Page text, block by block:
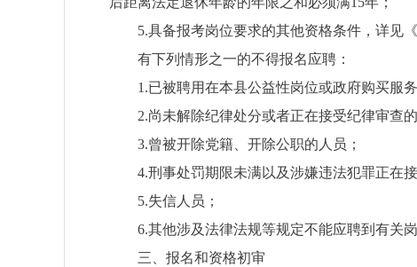
5.具备报考岗位要求的其他资格条件，详见
有下列情形之一的不得报名应聘：
1.已被聘用在本县公益性岗位或政府购买服
2.尚未解除纪律处分或者正在接受纪律审查
3.曾被开除党籍、开除公职的人员 ；
4.刑事处罚期限未满以及涉嫌违法犯罪正在
5.失信人员 ；
6.其他涉及法律法规等规定不能应聘到有关岗
三、报名和资格初审